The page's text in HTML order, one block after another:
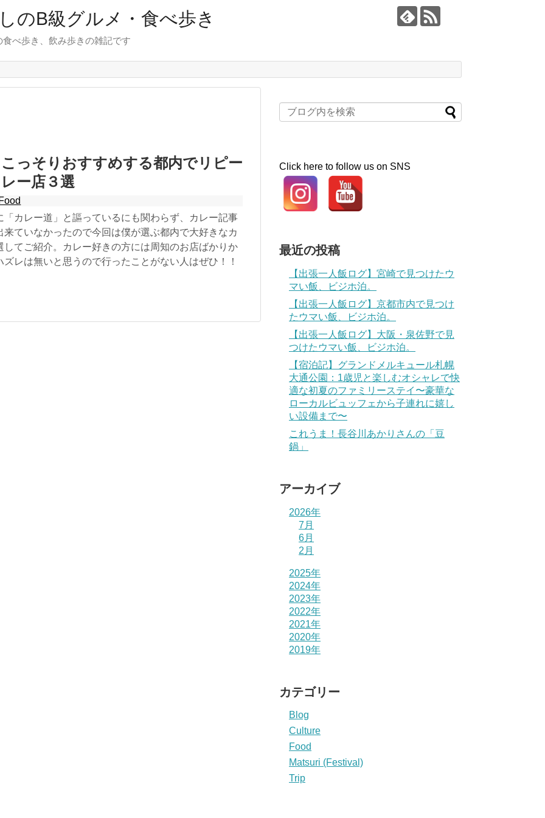
のB級グルメ・食べ歩き
べ歩き、飲み歩きの雑記です
こっそりおすすめする都内でリピー
ー店３選
Food
「カレー道」と謳っているにも関わらず、カレー記事
来ていなかったので今回は僕が選ぶ都内で大好きなカ
してご紹介。カレー好きの方には周知のお店ばかりか
ズレは無いと思うので行ったことがない人はぜひ！！
Click here to follow us on SNS
最近の投稿
【出張一人飯ログ】宮崎で見つけたウ
マい飯、ビジホ泊。
【出張一人飯ログ】京都市内で見つけ
たウマい飯、ビジホ泊。
【出張一人飯ログ】大阪・泉佐野で見
つけたウマい飯、ビジホ泊。
【宿泊記】グランドメルキュール札幌
大通公園：1歳児と楽しむオシャレで快
適な初夏のファミリーステイ〜豪華な
ローカルビュッフェから子連れに嬉し
い設備まで〜
これうま！長谷川あかりさんの「豆
鍋」
アーカイブ
2026年
7月
6月
2月
2025年
2024年
2023年
2022年
2021年
2020年
2019年
カテゴリー
Blog
Culture
Food
Matsuri (Festival)
Trip